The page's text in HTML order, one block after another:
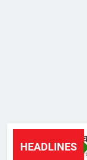
HEADLINES
4 Hours